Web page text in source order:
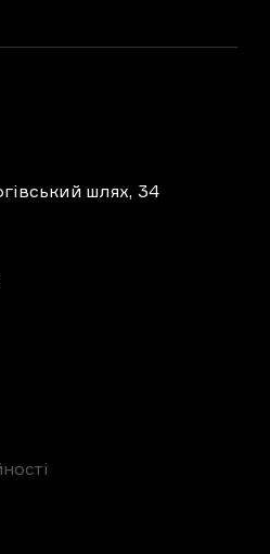
шлях, 34